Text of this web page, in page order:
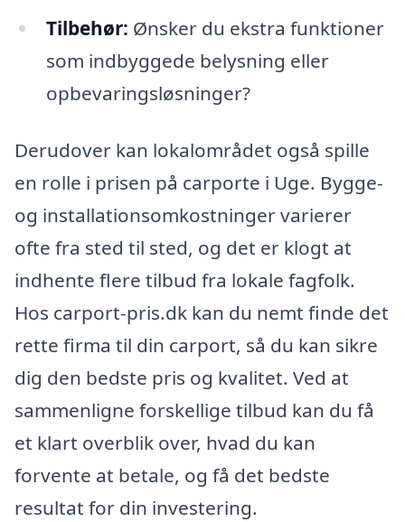
Tilbehør: Ønsker du ekstra funktioner
som indbyggede belysning eller
opbevaringsløsninger?
Derudover kan lokalområdet også spille
en rolle i prisen på carporte i Uge. Bygge-
og installationsomkostninger varierer
ofte fra sted til sted, og det er klogt at
indhente flere tilbud fra lokale fagfolk.
Hos carport-pris.dk kan du nemt finde det
rette firma til din carport, så du kan sikre
dig den bedste pris og kvalitet. Ved at
sammenligne forskellige tilbud kan du få
et klart overblik over, hvad du kan
forvente at betale, og få det bedste
resultat for din investering.